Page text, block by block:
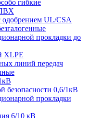
гибкие
одобрением UL/CSA
прокладки до
XLPE
линий передач
безопасности 0,6/1кВ
прокладки
6/10 кВ